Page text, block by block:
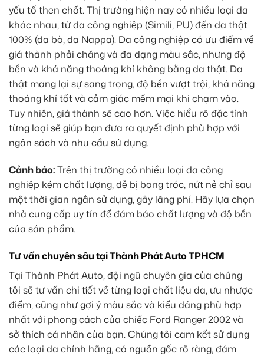
yếu tố then chốt. Thị trường hiện nay có nhiều loại da
khác nhau, từ da công nghiệp (Simili, PU) đến da thật
100% (da bò, da Nappa). Da công nghiệp có ưu điểm về
giá thành phải chăng và đa dạng màu sắc, nhưng độ
bền và khả năng thoáng khí không bằng da thật. Da
thật mang lại sự sang trọng, độ bền vượt trội, khả năng
thoáng khí tốt và cảm giác mềm mại khi chạm vào.
Tuy nhiên, giá thành sẽ cao hơn. Việc hiểu rõ đặc tính
từng loại sẽ giúp bạn đưa ra quyết định phù hợp với
ngân sách và nhu cầu sử dụng.
Cảnh báo:Trên thị trường có nhiều loại da công
nghiệp kém chất lượng, dễ bị bong tróc, nứt nẻ chỉ sau
một thời gian ngắn sử dụng, gây lãng phí. Hãy lựa chọn
nhà cung cấp uy tín để đảm bảo chất lượng và độ bền
của sản phẩm.
Tư vấn chuyên sâu tại Thành Phát Auto TPHCM
Tại Thành Phát Auto, đội ngũ chuyên gia của chúng
tôi sẽ tư vấn chi tiết về từng loại chất liệu da, ưu nhược
điểm, cũng như gợi ý màu sắc và kiểu dáng phù hợp
nhất với phong cách của chiếc Ford Ranger 2002 và
sở thích cá nhân của bạn. Chúng tôi cam kết sử dụng
các loại da chính hãng, có nguồn gốc rõ ràng, đảm